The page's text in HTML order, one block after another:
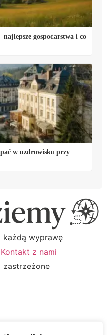
gospodarstwa i co
w uzdrowisku przy
każdą wyprawę
Kontakt z nami
zastrzeżone